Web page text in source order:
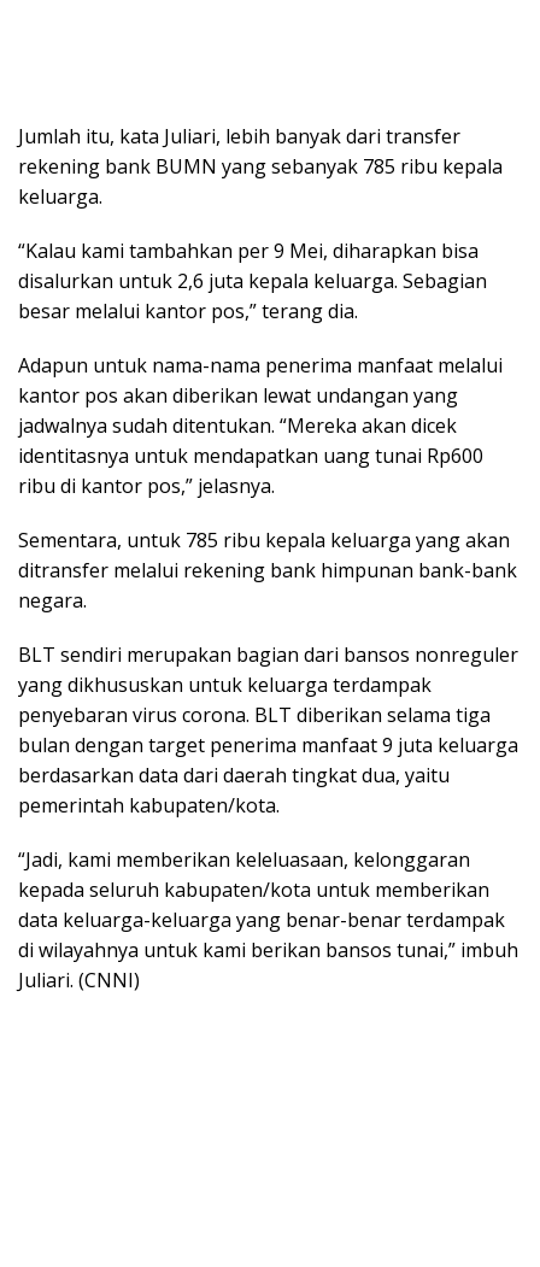
Jumlah itu, kata Juliari, lebih banyak dari transfer
rekening bank BUMN yang sebanyak 785 ribu kepala
keluarga.
“Kalau kami tambahkan per 9 Mei, diharapkan bisa
disalurkan untuk 2,6 juta kepala keluarga. Sebagian
besar melalui kantor pos,” terang dia.
Adapun untuk nama-nama penerima manfaat melalui
kantor pos akan diberikan lewat undangan yang
jadwalnya sudah ditentukan. “Mereka akan dicek
identitasnya untuk mendapatkan uang tunai Rp600
ribu di kantor pos,” jelasnya.
Sementara, untuk 785 ribu kepala keluarga yang akan
ditransfer melalui rekening bank himpunan bank-bank
negara.
BLT sendiri merupakan bagian dari bansos nonreguler
yang dikhususkan untuk keluarga terdampak
penyebaran virus corona. BLT diberikan selama tiga
bulan dengan target penerima manfaat 9 juta keluarga
berdasarkan data dari daerah tingkat dua, yaitu
pemerintah kabupaten/kota.
“Jadi, kami memberikan keleluasaan, kelonggaran
kepada seluruh kabupaten/kota untuk memberikan
data keluarga-keluarga yang benar-benar terdampak
di wilayahnya untuk kami berikan bansos tunai,” imbuh
Juliari. (CNNI)